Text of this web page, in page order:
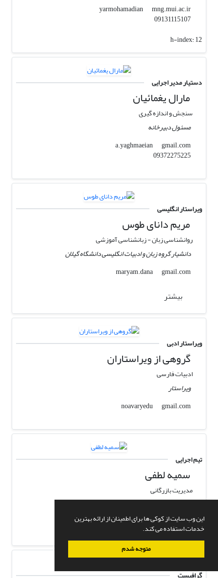
این وب سایت از کوکی ها برای اطمینان از ارائه بهترین
خدمات استفاده می کند.
متوجه شدم
yarmohamadian
mng.mui.ac.ir
09131115107
h-index:12
دستیار مدیر اجرایی
مارال یغمائیان
سنجش و اندازه گیری
مسئول دبیرخانه
a.yaghmaeian
gmail.com
09372275225
ویراستار انگلیسی
مریم دانای طوس
روانشناسی زبان - زبانشناسی آموزشی
دانشیار گروه زبان و ادبیات انگلیسی دانشگاه گیلان
maryam.dana
gmail.com
بیشتر
ویراستار ادبی
گروهی از ویراستاران
ادبیات فارسی
ویراستار
noavaryedu
gmail.com
تیم اجرایی
سمیه لطفی
مدیریت بازرگانی
تیم اجرایی
lotfi
gmail.com